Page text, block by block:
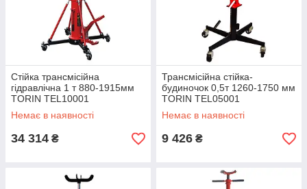
Стійка трансмісійна
гідравлічна 1 т 880-1915мм
TORIN TEL10001
Немає в наявності
34 314 ₴
Трансмісійна стійка-
будиночок 0,5т 1260-1750 мм
TORIN TEL05001
Немає в наявності
9 426 ₴